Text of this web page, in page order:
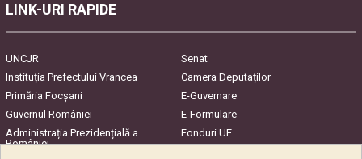
LINK-URI RAPIDE
UNCJR
Senat
Instituția Prefectului Vrancea
Camera Deputaților
Primăria Focşani
E-Guvernare
Guvernul României
E-Formulare
Administrația Prezidențială a
României
Fonduri UE